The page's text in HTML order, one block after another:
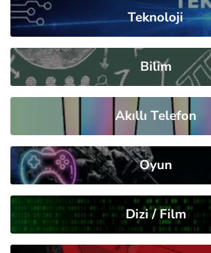
Teknoloji
Bilim
Akıllı Telefon
Oyun
Dizi / Film